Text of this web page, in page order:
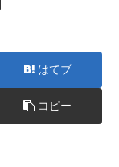
はてブ
コピー